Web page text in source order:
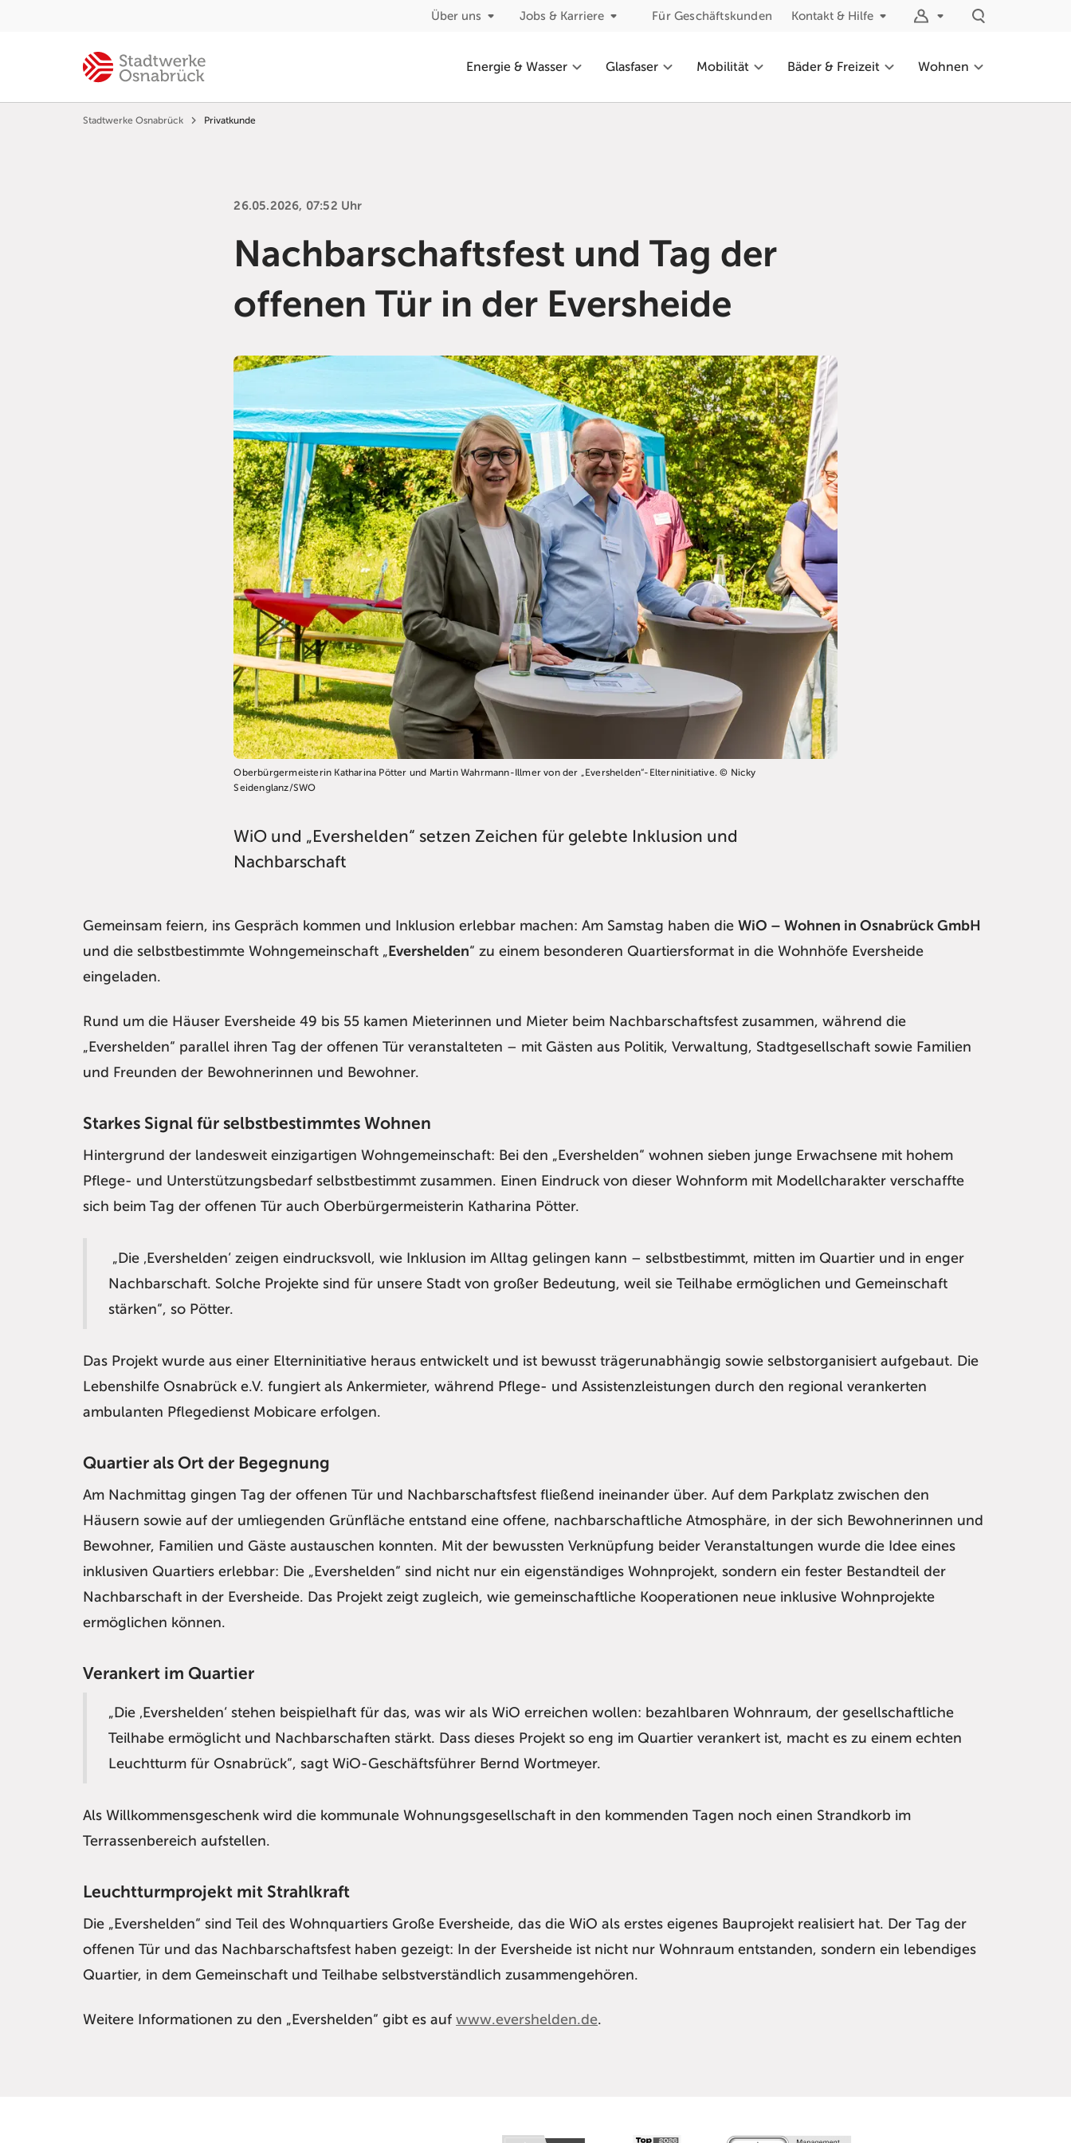
Über uns Jobs & Karriere Für Geschäftskunden Kontakt & Hilfe
Energie & Wasser Glasfaser Mobilität Bäder & Freizeit Wohnen
Stadtwerke Osnabrück Privatkunde
26.05.2026, 07:52 Uhr
Nachbarschaftsfest und Tag der
offenen Tür in der Eversheide
Oberbürgermeisterin Katharina Pötter und Martin Wahrmann-Illmer von der „Evershelden“-Elterninitiative. © Nicky
Seidenglanz/SWO
WiO und „Evershelden“ setzen Zeichen für gelebte Inklusion und
Nachbarschaft
Gemeinsam feiern, ins Gespräch kommen und Inklusion erlebbar machen: Am Samstag haben die WiO – Wohnen in Osnabrück GmbH
und die selbstbestimmte Wohngemeinschaft „Evershelden“ zu einem besonderen Quartiersformat in die Wohnhöfe Eversheide
eingeladen.
Rund um die Häuser Eversheide 49 bis 55 kamen Mieterinnen und Mieter beim Nachbarschaftsfest zusammen, während die
„Evershelden“ parallel ihren Tag der offenen Tür veranstalteten – mit Gästen aus Politik, Verwaltung, Stadtgesellschaft sowie Familien
und Freunden der Bewohnerinnen und Bewohner.
Starkes Signal für selbstbestimmtes Wohnen
Hintergrund der landesweit einzigartigen Wohngemeinschaft: Bei den „Evershelden“ wohnen sieben junge Erwachsene mit hohem
Pflege- und Unterstützungsbedarf selbstbestimmt zusammen. Einen Eindruck von dieser Wohnform mit Modellcharakter verschaffte
sich beim Tag der offenen Tür auch Oberbürgermeisterin Katharina Pötter.
„Die ‚Evershelden‘ zeigen eindrucksvoll, wie Inklusion im Alltag gelingen kann – selbstbestimmt, mitten im Quartier und in enger
Nachbarschaft. Solche Projekte sind für unsere Stadt von großer Bedeutung, weil sie Teilhabe ermöglichen und Gemeinschaft
stärken“, so Pötter.
Das Projekt wurde aus einer Elterninitiative heraus entwickelt und ist bewusst trägerunabhängig sowie selbstorganisiert aufgebaut. Die
Lebenshilfe Osnabrück e.V. fungiert als Ankermieter, während Pflege- und Assistenzleistungen durch den regional verankerten
ambulanten Pflegedienst Mobicare erfolgen.
Quartier als Ort der Begegnung
Am Nachmittag gingen Tag der offenen Tür und Nachbarschaftsfest fließend ineinander über. Auf dem Parkplatz zwischen den
Häusern sowie auf der umliegenden Grünfläche entstand eine offene, nachbarschaftliche Atmosphäre, in der sich Bewohnerinnen und
Bewohner, Familien und Gäste austauschen konnten. Mit der bewussten Verknüpfung beider Veranstaltungen wurde die Idee eines
inklusiven Quartiers erlebbar: Die „Evershelden“ sind nicht nur ein eigenständiges Wohnprojekt, sondern ein fester Bestandteil der
Nachbarschaft in der Eversheide. Das Projekt zeigt zugleich, wie gemeinschaftliche Kooperationen neue inklusive Wohnprojekte
ermöglichen können.
Verankert im Quartier
„Die ‚Evershelden‘ stehen beispielhaft für das, was wir als WiO erreichen wollen: bezahlbaren Wohnraum, der gesellschaftliche
Teilhabe ermöglicht und Nachbarschaften stärkt. Dass dieses Projekt so eng im Quartier verankert ist, macht es zu einem echten
Leuchtturm für Osnabrück“, sagt WiO-Geschäftsführer Bernd Wortmeyer.
Als Willkommensgeschenk wird die kommunale Wohnungsgesellschaft in den kommenden Tagen noch einen Strandkorb im
Terrassenbereich aufstellen.
Leuchtturmprojekt mit Strahlkraft
Die „Evershelden“ sind Teil des Wohnquartiers Große Eversheide, das die WiO als erstes eigenes Bauprojekt realisiert hat. Der Tag der
offenen Tür und das Nachbarschaftsfest haben gezeigt: In der Eversheide ist nicht nur Wohnraum entstanden, sondern ein lebendiges
Quartier, in dem Gemeinschaft und Teilhabe selbstverständlich zusammengehören.
Weitere Informationen zu den „Evershelden“ gibt es auf www.evershelden.de.